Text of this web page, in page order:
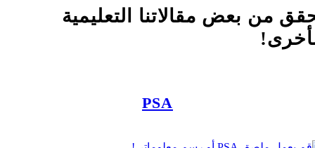
من بعض مقالاتنا التعليمية
PSA